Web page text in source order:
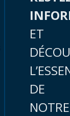
ET
DE
NOTRE